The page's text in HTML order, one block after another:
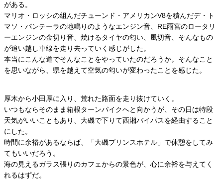
がある。
マリオ・ロッシの組んだチューンド・アメリカンV8を積んだデ・ト
マソ・パンテーラの地鳴りのようなエンジン音、RE雨宮のロータリ
ーエンジンの金切り音、焼けるタイヤの匂い、風切音、そんなもの
が追い越し車線を走り去っていく感じがした。
本当にこんな道でそんなことをやっていたのだろうか。そんなこと
を思いながら、県を越えて空気の匂いが変わったことを感じた。
厚木から小田厚に入り、荒れた路面を走り抜けていく。
いつもならそのまま箱根ターンパイクへと向かうが、その日は特段
天気がいいこともあり、大磯で下りて西湘バイパスを経由すること
にした。
時間に余裕があるならば、「大磯プリンスホテル」で休憩をしてみ
てもいいだろう。
海の見えるガラス張りのカフェからの景色が、心に余裕を与えてく
れるはずだ。